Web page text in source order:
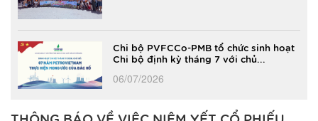
Chi bộ PVFCCo-PMB tổ chức sinh hoạt
Chi bộ định kỳ tháng 7 với chủ...
06/07/2026